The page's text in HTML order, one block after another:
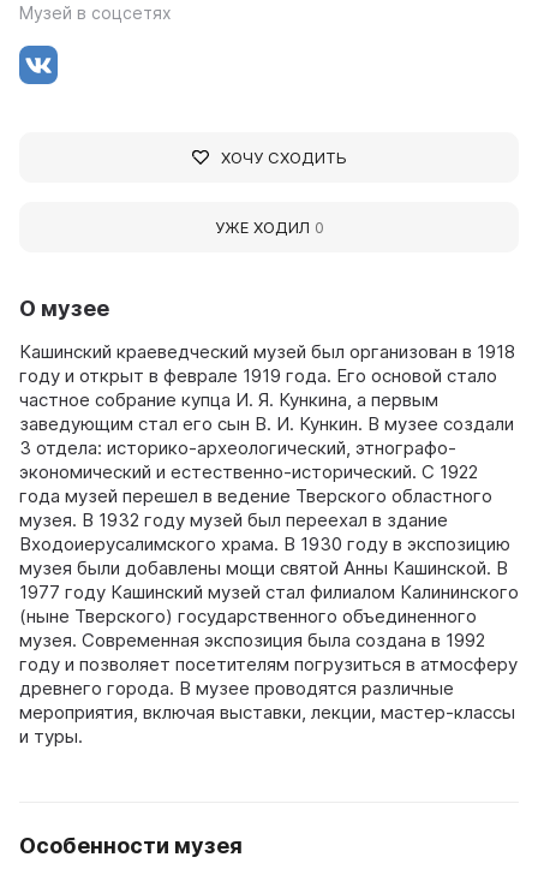
О музее
Кашинский краеведческий музей был организован в 1918
году и открыт в феврале 1919 года. Его основой стало
частное собрание купца И. Я. Кункина, а первым
заведующим стал его сын В. И. Кункин. В музее создали
3 отдела: историко-археологический, этнографо-
экономический и естественно-исторический. С 1922
года музей перешел в ведение Тверского областного
музея. В 1932 году музей был переехал в здание
Входоиерусалимского храма. В 1930 году в экспозицию
музея были добавлены мощи святой Анны Кашинской. В
1977 году Кашинский музей стал филиалом Калининского
(ныне Тверского) государственного объединенного
музея. Современная экспозиция была создана в 1992
году и позволяет посетителям погрузиться в атмосферу
древнего города. В музее проводятся различные
мероприятия, включая выставки, лекции, мастер-классы
и туры.
Особенности музея
Музей в соцсетях
ХОЧУ СХОДИТЬ
УЖЕ ХОДИЛ 0